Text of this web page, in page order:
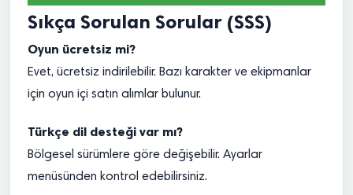
Sıkça Sorulan Sorular (SSS)
Oyun ücretsiz mi?
Evet, ücretsiz indirilebilir. Bazı karakter ve ekipmanlar
için oyun içi satın alımlar bulunur.
Türkçe dil desteği var mı?
Bölgesel sürümlere göre değişebilir. Ayarlar
menüsünden kontrol edebilirsiniz.